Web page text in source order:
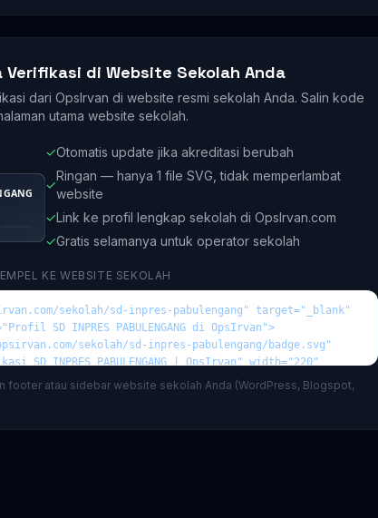
Verifikasi di Website Sekolah Anda
dari OpsIrvan di website resmi sekolah Anda. Salin kode
utama website sekolah.
✓Otomatis update jika akreditasi berubah
✓
Ringan — hanya 1 file SVG, tidak memperlambat
website
✓Link ke profil lengkap sekolah di OpsIrvan.com
✓Gratis selamanya untuk operator sekolah
KE WEBSITE SEKOLAH
footer atau sidebar website sekolah Anda (WordPress, Blogspot,